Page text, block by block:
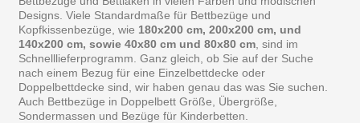
Designs. Viele Standardmaße für Bettbezüge und
Kopfkissenbezüge, wie 180x200 cm, 200x200 cm, und
140x200 cm, sowie 40x80 cm und 80x80 cm , sind im
Schnelllieferprogramm. Ganz gleich, ob Sie auf der Suche
nach einem Bezug für eine Einzelbettdecke oder
Doppelbettdecke sind, wir haben genau das was Sie suchen.
Auch Bettbezüge in Doppelbett Größe, Übergröße,
Sondermassen und Bezüge für Kinderbetten.